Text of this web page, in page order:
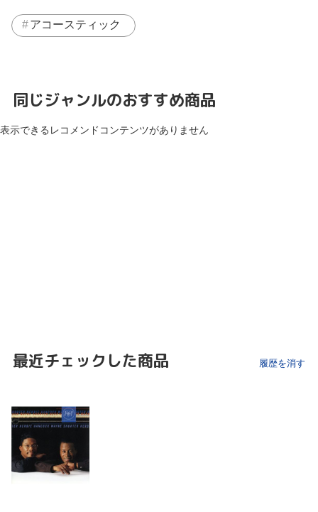
アコースティック
同じジャンルのおすすめ商品
表示できるレコメンドコンテンツがありません
最近チェックした商品 履歴を消す